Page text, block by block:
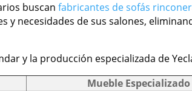
buscanfabricantes de sofás
y necesidades de sus salones,
y la producción especializada de
Mueble Especializado